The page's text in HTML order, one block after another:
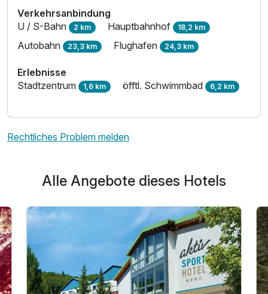
Verkehrsanbindung
U / S-Bahn 2 km Hauptbahnhof 18,2 km
Autobahn 23,3 km Flughafen 24,3 km
Erlebnisse
Stadtzentrum 1,6 km öfftl. Schwimmbad 6,2 km
Rechtliches Problem melden
Alle Angebote dieses Hotels